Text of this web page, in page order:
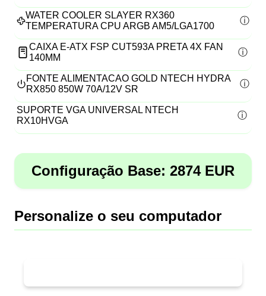
WATER COOLER SLAYER RX360
TEMPERATURA CPU ARGB AM5/LGA1700
CAIXA E-ATX FSP CUT593A PRETA 4X FAN
140MM
FONTE ALIMENTACAO GOLD NTECH HYDRA
RX850 850W 70A/12V SR
SUPORTE VGA UNIVERSAL NTECH
RX10HVGA
Configuração Base: 2874 EUR
Personalize o seu computador